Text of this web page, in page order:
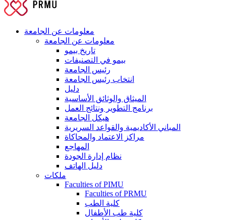
معلومات عن الجامعة
معلومات عن الجامعة
تاريخ بيمو
بيمو في التصنيفات
رئيس الجامعة
انتخاب رئيس الجامعة
دليل
الميثاق والوثائق الأساسية
برنامج التطوير ونتائج العمل
هيكل الجامعة
المباني الأكاديمية والقواعد السريرية
مراكز الاعتماد والمحاكاة
المهاجع
نظام إدارة الجودة
دليل الهاتف
ملكات
Faculties of PIMU
Faculties of PRMU
كلية الطب
كلية طب الأطفال